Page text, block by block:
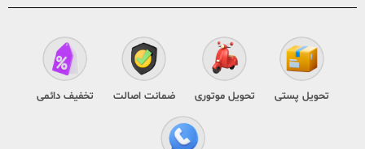
تحویل پستی تحویل موتوری ضمانت اصالت تخفیف دائمی